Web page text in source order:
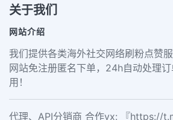
关于我们
网站介绍
我们提供各类海外社交网络刷粉点赞服
网站免注册匿名下单，24h自动处理
用！
代理、API分销商 合作vx: 『https://